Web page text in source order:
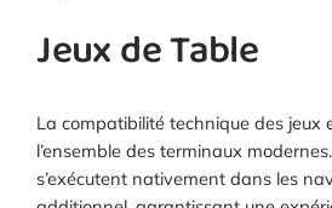
Jeux de Table
La compatibilité technique des jeux
l’ensemble des terminaux
s’exécutent nativement dans les